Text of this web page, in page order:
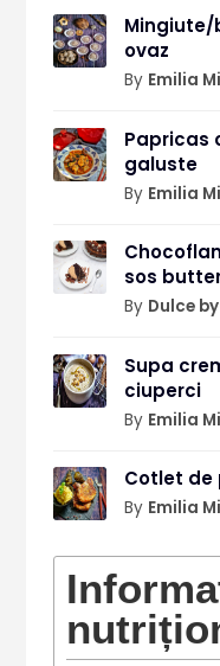
ovaz
By Emilia
Papricas
galuste
By Emilia
sos
By Dulce
Supa
ciuperci
By Emilia
Cotlet de
By Emilia